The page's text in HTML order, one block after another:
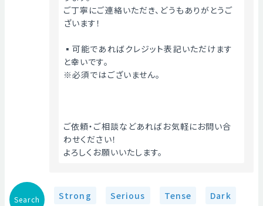
ご丁寧にご連絡いただき、どうもありがとうご
ざいます！
▪️可能であればクレジット表記いただけます
と幸いです。
※必須ではございません。
ご依頼・ご相談などあればお気軽にお問い合
わせください！
よろしくお願いいたします。
Search Strong Serious Tense Dark